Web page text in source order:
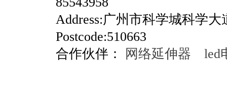
Address:广州市科学城科学
Postcode:510663
合作伙伴：
网络延伸器 led